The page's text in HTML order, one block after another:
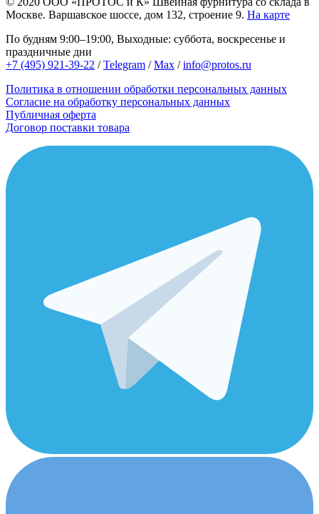
Москве. Варшавское шоссе, дом 132, строение 9. На карте
По будням 9:00–19:00, Выходные: суббота, воскресенье и
праздничные дни
+7 (495) 921-39-22 /Telegram /Max /info@protos.ru
Политика в отношении обработки персональных данных
Согласие на обработку персональных данных
Публичная оферта
Договор поставки товара